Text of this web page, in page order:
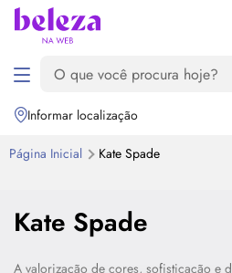
Informar localização
Página Inicial Kate Spade
Kate Spade
A valorização de cores, sofisticação e